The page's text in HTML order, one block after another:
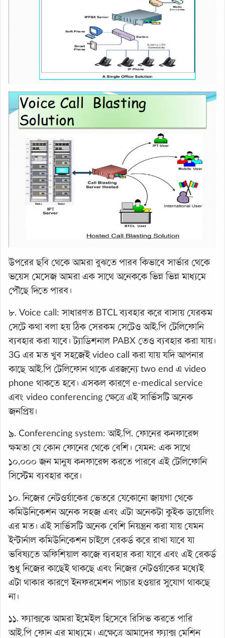
উপরের ছবি থেকে আমরা বুঝতে পারব কিভাবে সার্ভার থেকে
ভয়েস মেসেজ আমরা এক সাথে অনেককে ভিন্ন ভিন্ন মাধ্যমে
পৌছে দিতে পারব।
৮. Voice call: সাধারণত BTCL ব্যবহার করে বাসায় যেরকম
সেটে কথা বলা হয় ঠিক সেরকম সেটেও আই.পি টেলিফোনি
ব্যবহার করা যাবে। ট্যাডিশনাল PABX তেও ব্যবহার করা যায়।
3G এর মত খুব সহজেই video call করা যায় যদি আপনার
কাছে আই.পি টেলিফোন থাকে এরজন্যে two end এ video
phone থাকতে হবে। এসকল কারণে e-medical service
এবং video conferencing ক্ষেত্রে এই সার্ভিসটি অনেক
জনপ্রিয়।
৯. Conferencing system: আই.পি. ফোনের কনফারেন্স
ক্ষমতা যে কোন ফোনের থেকে বেশি। যেমন: এক সাথে
১০,০০০ জন মানুষ কনফারেন্স করতে পারবে এই টেলিফোনি
সিস্টেম ব্যবহার করে।
১০. নিজের নেটওর্য়াকের ভেতরে যেকোনো জায়গা থেকে
কমিউনিকেশন অনেক সহজ এবং এটা অনেকটা কুইক ডায়েলিং
এর মত। এই সার্ভিসটি অনেক বেশি নিয়ন্ত্রন করা যায় যেমন
ইন্টার্নাল কমিউনিকেশন চাইলে রেকর্ড করে রাখা যাবে যা
ভবিষ্যতে অফিশিয়াল কাজে ব্যবহার করা যাবে এবং এই রেকর্ড
শুধু নিজের কাছেই থাকছে এবং নিজের নেটওর্য়াকের মধ্যেই
এটা থাকার কারণে ইনফরমেশন পাচার হওয়ার সুযোগ থাকছে
না।
১১. ফ্যাক্সকে আমরা ইমেইল হিসেবে রিসিভ করতে পারি
আই.পি ফোন এর মাধ্যমে। এক্ষেত্রে আমাদের ফ্যাক্স মেশিন